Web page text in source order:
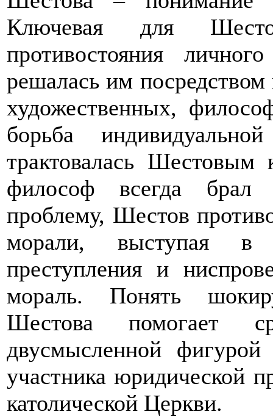
Ключевая для
противостояния
решалась им
художественных,
борьба
трактовалась Шестовым
философ всегда брал
проблему, Шестов
морали, выступая в
преступления и
мораль. Понять
Шестова помогает
двусмысленной
участника юридической
католической Церкви.